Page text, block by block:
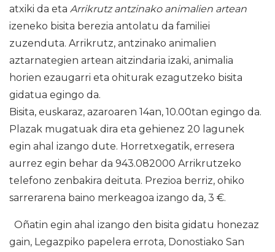
atxiki da eta Arrikrutz antzinako animalien artean
izeneko bisita berezia antolatu da familiei
zuzenduta. Arrikrutz, antzinako animalien
aztarnategien artean aitzindaria izaki, animalia
horien ezaugarri eta ohiturak ezagutzeko bisita
gidatua egingo da.
Bisita, euskaraz, azaroaren 14an, 10.00tan egingo da.
Plazak mugatuak dira eta gehienez 20 lagunek
egin ahal izango dute. Horretxegatik, erresera
aurrez egin behar da 943.082000 Arrikrutzeko
telefono zenbakira deituta. Prezioa berriz, ohiko
sarrerarena baino merkeagoa izango da, 3 €.
Oñatin egin ahal izango den bisita gidatu honezaz
gain, Legazpiko papelera errota, Donostiako San